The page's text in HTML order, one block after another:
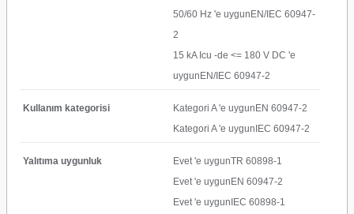
50/60 Hz 'e uygunEN/IEC 60947-
2
15 kA Icu -de <= 180 V DC 'e
uygunEN/IEC 60947-2
Kullanım kategorisi
Kategori A 'e uygunEN 60947-2
Kategori A 'e uygunIEC 60947-2
Yalıtıma uygunluk
Evet 'e uygunTR 60898-1
Evet 'e uygunEN 60947-2
Evet 'e uygunIEC 60898-1